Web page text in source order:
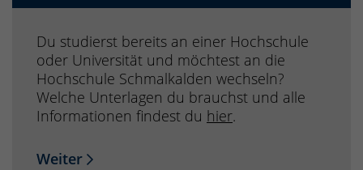
Du studierst bereits an einer Hochschule
oder Universität und möchtest an die
Hochschule Schmalkalden wechseln?
Welche Unterlagen du brauchst und alle
Informationen findest du hier.
Weiter